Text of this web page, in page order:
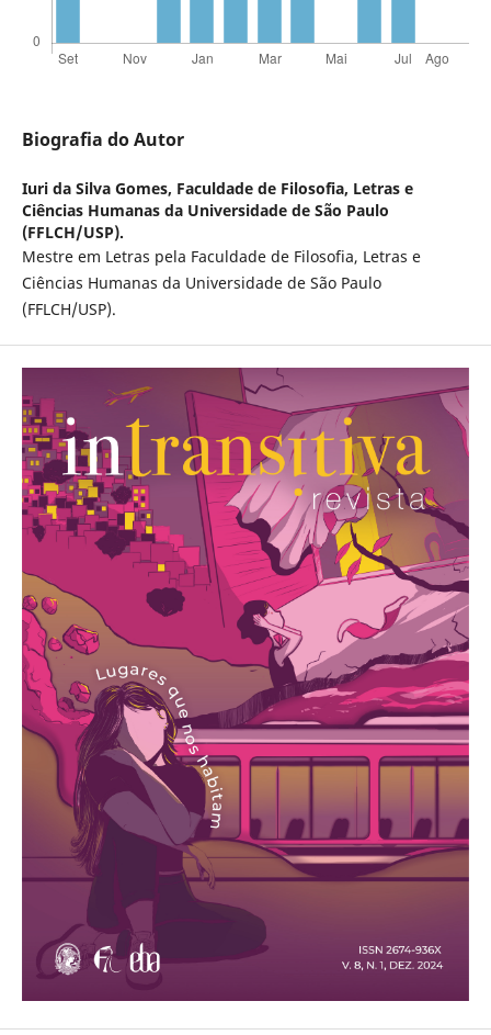
Biografia do Autor
Iuri da Silva Gomes, Faculdade de Filosofia, Letras e
Ciências Humanas da Universidade de São Paulo
(FFLCH/USP).
Mestre em Letras pela Faculdade de Filosofia, Letras e
Ciências Humanas da Universidade de São Paulo
(FFLCH/USP).